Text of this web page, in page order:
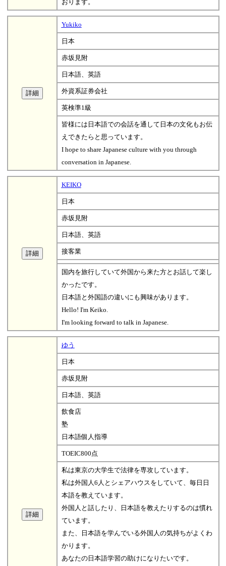
おります。
Yukiko
日本
赤坂見附
日本語、英語
外資系証券会社
英検準1級
皆様には日本語での会話を通して日本の文化もお伝
えできたらと思っています。
I hope to share Japanese culture with you through
conversation in Japanese.
KEIKO
日本
赤坂見附
日本語、英語
接客業
国内を旅行していて外国から来た方とお話して楽し
かったです。
日本語と外国語の違いにも興味があります。
Hello! I'm Keiko.
I'm looking forward to talk in Japanese.
ゆう
日本
赤坂見附
日本語、英語
飲食店
塾
日本語個人指導
TOEIC800点
私は東京の大学生で法律を専攻しています。
私は外国人6人とシェアハウスをしていて、毎日日
本語を教えています。
外国人と話したり、日本語を教えたりするのは慣れ
ています。
また、日本語を学んでいる外国人の気持ちがよくわ
かります。
あなたの日本語学習の助けになりたいです。